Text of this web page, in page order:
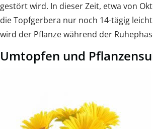
gestört wird. In dieser Zeit, etwa von
die Topfgerbera nur noch 14-tägig
wird der Pflanze während der
Umtopfen und